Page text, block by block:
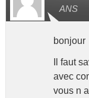
ANS
bonjour
Il faut
avec
vous n